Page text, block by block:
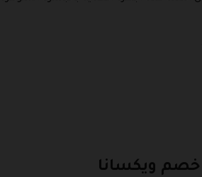
خصم ويكسانا